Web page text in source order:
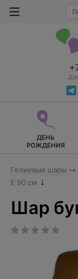
ДЕНЬ
РОЖДЕНИЯ
Гелиевые шары
E 90 см
Шар